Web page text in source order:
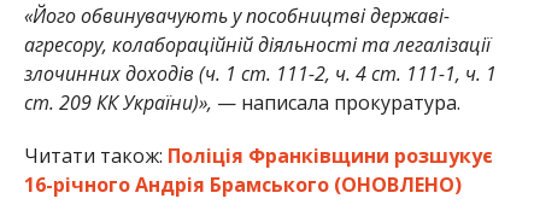
«Його обвинувачують у пособництві державі-
агресору, колабораційній діяльності та легалізації
злочинних доходів (ч. 1 ст. 111-2, ч. 4 ст. 111-1, ч. 1
ст. 209 КК України)», — написала прокуратура.
Читати також: Поліція Франківщини розшукує
16-річного Андрія Брамського (ОНОВЛЕНО)